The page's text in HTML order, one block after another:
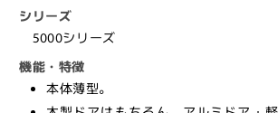
段
付
ア
ー
シリーズ
5000シリーズ
機能・特徴
本体薄型。